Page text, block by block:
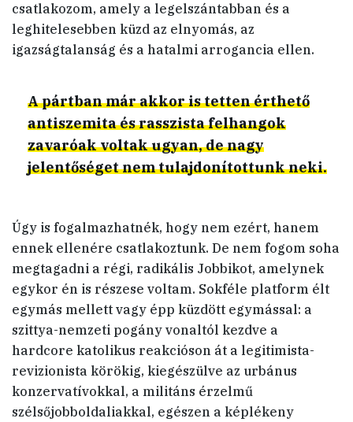
csatlakozom, amely a legelszántabban és a
leghitelesebben küzd az elnyomás, az
igazságtalanság és a hatalmi arrogancia ellen.
A pártban már akkor is tetten érthető
antiszemita és rasszista felhangok
zavaróak voltak ugyan, de nagy
jelentőséget nem tulajdonítottunk neki.
Úgy is fogalmazhatnék, hogy nem ezért, hanem
ennek ellenére csatlakoztunk. De nem fogom soha
megtagadni a régi, radikális Jobbikot, amelynek
egykor én is részese voltam. Sokféle platform élt
egymás mellett vagy épp küzdött egymással: a
szittya-nemzeti pogány vonaltól kezdve a
hardcore katolikus reakcióson át a legitimista-
revizionista körökig, kiegészülve az urbánus
konzervatívokkal, a militáns érzelmű
szélsőjobboldaliakkal, egészen a képlékeny